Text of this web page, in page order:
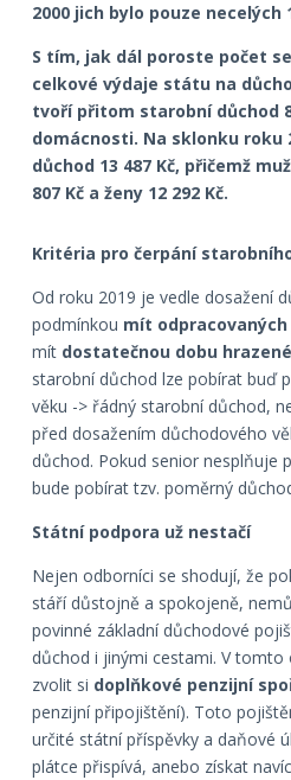
2000 jich bylo pouze necelých
S tím, jak dál poroste počet
celkové výdaje státu na
tvoří přitom starobní důchod
domácnosti. Na sklonku roku
důchod 13 487 Kč, přičemž
807 Kč a ženy 12 292 Kč.
Kritéria pro čerpání
Od roku 2019 je vedle dosažení
podmínkou mít odpracovaných
mít dostatečnou dobu
starobní důchod lze pobírat buď
věku -> řádný starobní důchod,
před dosažením důchodového
důchod. Pokud senior nesplňuje
bude pobírat tzv. poměrný
Státní podpora už nestačí
Nejen odborníci se shodují, že
stáří důstojně a spokojeně,
povinné základní důchodové
důchod i jinými cestami. V
zvolit si doplňkové penzijní
penzijní připojištění). Toto
určité státní příspěvky a daňové
plátce přispívá, anebo získat